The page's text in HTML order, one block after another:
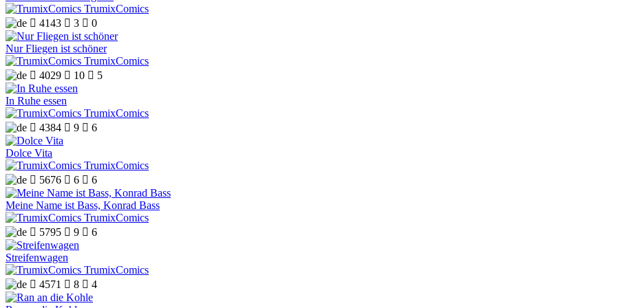
TrumixComics
 4143  3  0
Nur Fliegen ist schöner
TrumixComics
 4029  10  5
In Ruhe essen
TrumixComics
 4384  9  6
Dolce Vita
TrumixComics
 5676  6  6
Meine Name ist Bass, Konrad Bass
TrumixComics
 5795  9  6
Streifenwagen
TrumixComics
 4571  8  4